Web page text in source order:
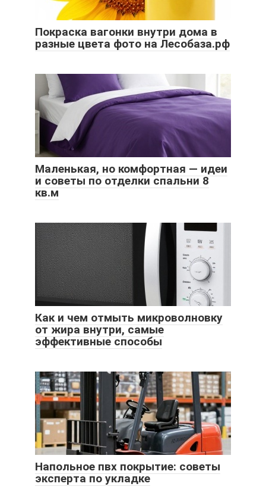
Покраска вагонки внутри дома в
разные цвета фото на Лесобаза.рф
Маленькая, но комфортная — идеи
и советы по отделки спальни 8
кв.м
Как и чем отмыть микроволновку
от жира внутри, самые
эффективные способы
Напольное пвх покрытие: советы
эксперта по укладке